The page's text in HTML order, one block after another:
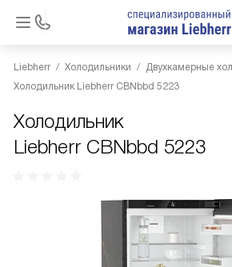
Liebherr Холодильники
Двухкамерные
Холодильник Liebherr CBNbbd 5223
Холодильник
Liebherr CBNbbd 5223